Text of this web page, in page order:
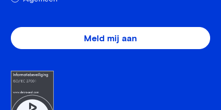
Meld mij aan